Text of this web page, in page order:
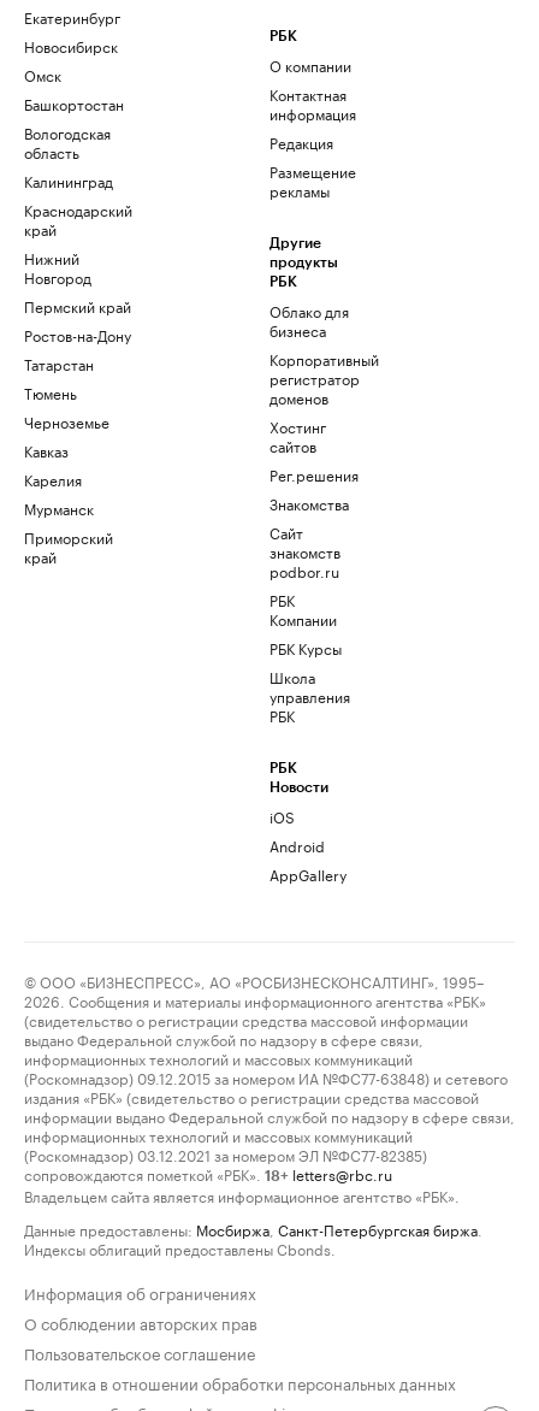
Екатеринбург
Новосибирск
Омск
Башкортостан
Вологодская
область
Калининград
Краснодарский
край
Нижний
Новгород
Пермский край
Ростов-на-Дону
Татарстан
Тюмень
Черноземье
Кавказ
Карелия
Мурманск
Приморский
край
РБК
О компании
Контактная
информация
Редакция
Размещение
рекламы
Другие
продукты
РБК
Облако для
бизнеса
Корпоративный
регистратор
доменов
Хостинг
сайтов
Рег.решения
Знакомства
Сайт
знакомств
podbor.ru
РБК
Компании
РБК Курсы
Школа
управления
РБК
РБК
Новости
iOS
Android
AppGallery
© ООО «БИЗНЕСПРЕСС», АО «РОСБИЗНЕСКОНСАЛТИНГ», 1995–
2026. Сообщения и материалы информационного агентства «РБК»
(свидетельство о регистрации средства массовой информации
выдано Федеральной службой по надзору в сфере связи,
информационных технологий и массовых коммуникаций
(Роскомнадзор) 09.12.2015 за номером ИА №ФС77-63848) и сетевого
издания «РБК» (свидетельство о регистрации средства массовой
информации выдано Федеральной службой по надзору в сфере связи,
информационных технологий и массовых коммуникаций
(Роскомнадзор) 03.12.2021 за номером ЭЛ №ФС77-82385)
сопровождаются пометкой «РБК».
18+ letters@rbc.ru
Владельцем сайта является информационное агентство «РБК».
Данные предоставлены: Мосбиржа Санкт-Петербургская биржа
Индексы облигаций предоставлены Cbonds.
Информация об ограничениях
О соблюдении авторских прав
Пользовательское соглашение
Политика в отношении обработки персональных данных